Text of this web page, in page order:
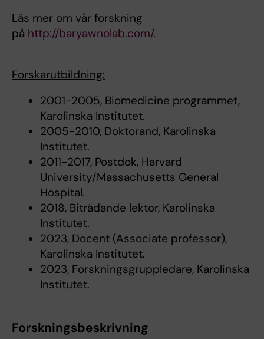
Läs mer om vår forskning
på http://baryawnolab.com/.
Forskarutbildning:
2001-2005, Biomedicine programmet,
Karolinska Institutet.
2005-2010, Doktorand, Karolinska
Institutet.
2011-2017, Postdok, Harvard
University/Massachusetts General
Hospital.
2018, Biträdande lektor, Karolinska
Institutet.
2023, Docent (Associate professor),
Karolinska Institutet.
2023, Forskningsgruppledare, Karolinska
Institutet.
Forskningsbeskrivning